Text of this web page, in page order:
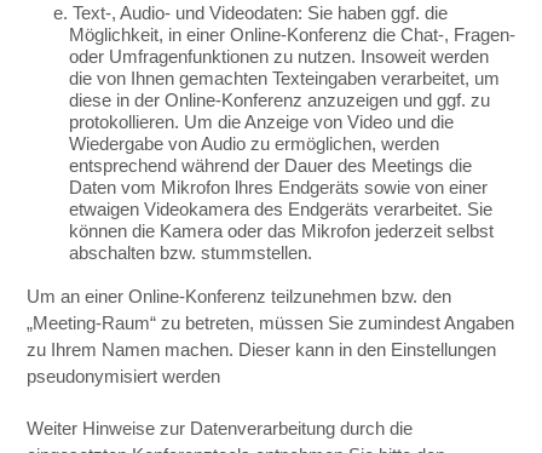
e. Text-, Audio- und Videodaten: Sie haben ggf. die
Möglichkeit, in einer Online-Konferenz die Chat-, Fragen-
oder Umfragenfunktionen zu nutzen. Insoweit werden
die von Ihnen gemachten Texteingaben verarbeitet, um
diese in der Online-Konferenz anzuzeigen und ggf. zu
protokollieren. Um die Anzeige von Video und die
Wiedergabe von Audio zu ermöglichen, werden
entsprechend während der Dauer des Meetings die
Daten vom Mikrofon lhres Endgeräts sowie von einer
etwaigen Videokamera des Endgeräts verarbeitet. Sie
können die Kamera oder das Mikrofon jederzeit selbst
abschalten bzw. stummstellen.
Um an einer Online-Konferenz teilzunehmen bzw. den
„Meeting-Raum“ zu betreten, müssen Sie zumindest Angaben
zu Ihrem Namen machen. Dieser kann in den Einstellungen
pseudonymisiert werden
Weiter Hinweise zur Datenverarbeitung durch die